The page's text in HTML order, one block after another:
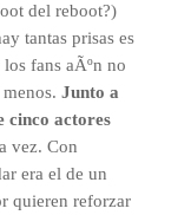
del reboot?)
tantas prisas es
fans aÃºn no
Junto a
cinco actores
vez. Con
era el de un
quieren reforzar